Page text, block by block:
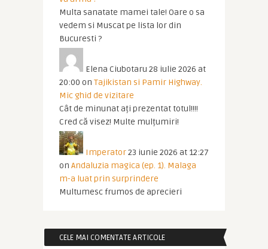
Multa sanatate mamei tale! Oare o sa
vedem si Muscat pe lista lor din
Bucuresti ?
Elena Ciubotaru 28 iulie 2026 at
20:00 on Tajikistan si Pamir Highway.
Mic ghid de vizitare
Cât de minunat ați prezentat totul!!!!
Cred că visez! Multe mulțumiri!
Imperator23 iunie 2026 at 12:27
on Andaluzia magica (ep. 1). Malaga
m-a luat prin surprindere
Multumesc frumos de aprecieri
CELE MAI COMENTATE ARTICOLE